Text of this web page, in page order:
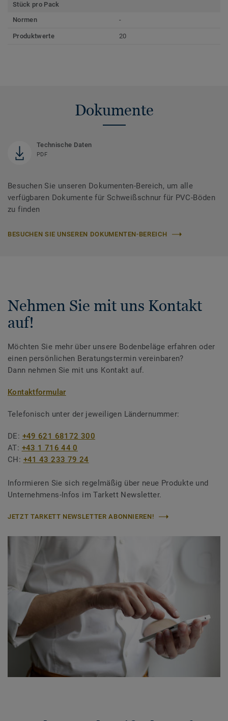
Stück pro Pack
Normen
-
Produktwerte 20
Dokumente
Technische Daten
PDF
Besuchen Sie unseren Dokumenten-Bereich, um alle
verfügbaren Dokumente für Schweißschnur für PVC-Böden
zu finden
BESUCHEN SIE UNSEREN DOKUMENTEN-BEREICH
Nehmen Sie mit uns Kontakt
auf!
Möchten Sie mehr über unsere Bodenbeläge erfahren oder
einen persönlichen Beratungstermin vereinbaren?
Dann nehmen Sie mit uns Kontakt auf.
Kontaktformular
Telefonisch unter der jeweiligen Ländernummer:
DE: +49 621 68172 300
AT: +43 1 716 44 0
CH: +41 43 233 79 24
Informieren Sie sich regelmäßig über neue Produkte und
Unternehmens-Infos im Tarkett Newsletter.
JETZT TARKETT NEWSLETTER ABONNIEREN!